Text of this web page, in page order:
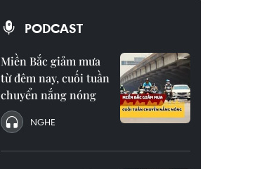
PODCAST
Miền Bắc giảm mưa
từ đêm nay, cuối tuần
chuyển nắng nóng
NGHE